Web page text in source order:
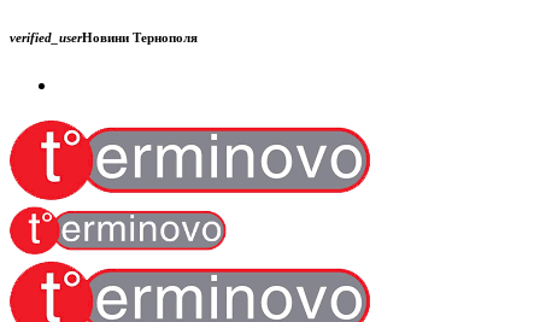
verified_userНовини Тернополя